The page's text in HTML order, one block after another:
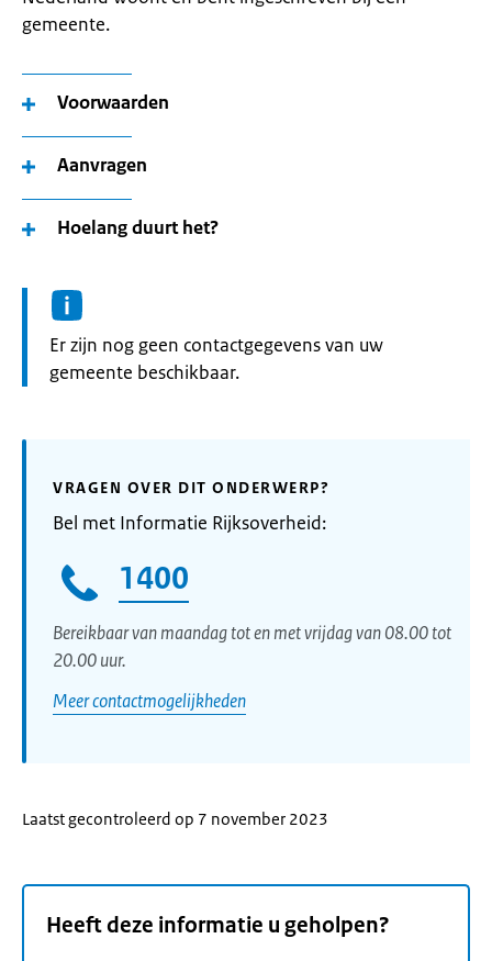
gemeente.
Voorwaarden
Aanvragen
Hoelang duurt het?
Informatie:
Er zijn nog geen contactgegevens van uw
gemeente beschikbaar.
VRAGEN OVER DIT ONDERWERP?
Bel met Informatie Rijksoverheid:
1400
Bereikbaar van maandag tot en met vrijdag van 08.00 tot
20.00 uur.
Meer contactmogelijkheden
Laatst gecontroleerd op 7 november 2023
Heeft deze informatie u geholpen?